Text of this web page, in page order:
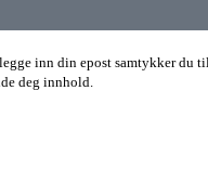
inn din epost samtykker du
deg innhold.